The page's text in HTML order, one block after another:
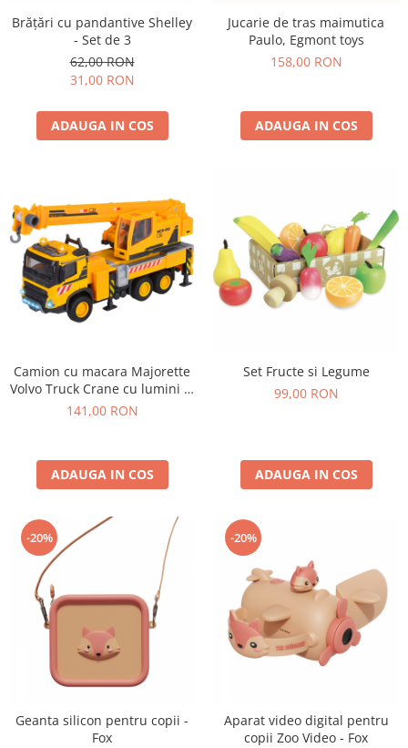
Brățări cu pandantive Shelley
- Set de 3
62,00 RON
31,00 RON
ADAUGA IN COS
Jucarie de tras maimutica
Paulo, Egmont toys
158,00 RON
ADAUGA IN COS
Camion cu macara Majorette
Volvo Truck Crane cu lumini si
sunete
141,00 RON
ADAUGA IN COS
Set Fructe si Legume
99,00 RON
ADAUGA IN COS
-20%
Geanta silicon pentru copii -
Fox
-20%
Aparat video digital pentru
copii Zoo Video - Fox